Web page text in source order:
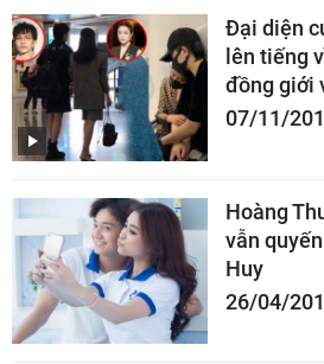
Đại diện
lên tiếng
đồng giới
07/11/
Hoàng
vẫn
Huy
26/04/